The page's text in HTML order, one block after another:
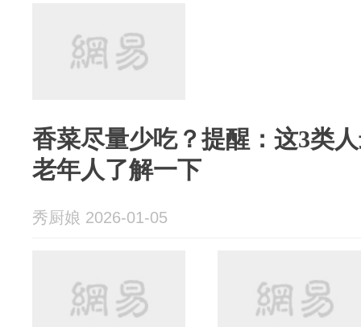
香菜尽量少吃？提醒：这3类
老年人了解一下
秀厨娘 2026-01-05